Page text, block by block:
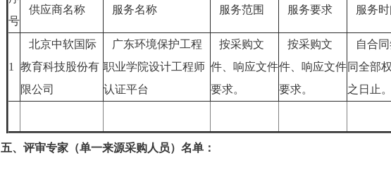
号
供应商名称 服务名称 服务范围 服务要求 服务时
1
北京中软国际
教育科技股份有
限公司
广东环境保护工程
职业学院设计工程师
认证平台
按采购文
件、响应文件
要求。
按采购文
件、响应文件
要求。
自合同
同全部
之日止
五、评审专家（单一来源采购人员）名单：